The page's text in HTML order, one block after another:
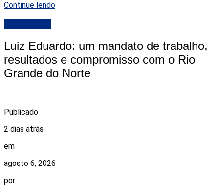
Continue lendo
Luiz Eduardo: um mandato de trabalho,
resultados e compromisso com o Rio
Grande do Norte
Publicado
2 dias atrás
em
agosto 6, 2026
por